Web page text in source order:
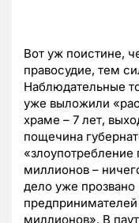
Вот уж поистине,
правосудие, тем
Наблюдательные
уже выложили
храме – 7 лет,
пощечина
миллионов –
дело уже
миллионов». В